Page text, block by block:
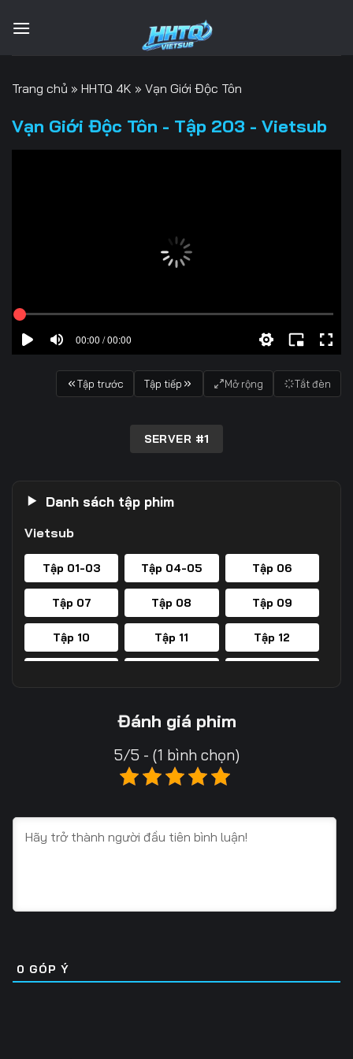
qua
Trang chủ » HHTQ 4K » Vạn Giới Độc Tôn
Vạn Giới Độc Tôn - Tập 203 - Vietsub
00:00 / 00:00
Tập trước Tập tiếp Mở rộng Tắt đèn
SERVER #1
Danh sách tập phim
Vietsub
Tập 01-03 Tập 04-05 Tập 06
Tập 07 Tập 08 Tập 09
Tập 10 Tập 11 Tập 12
Tập 23
Tập 28 Tập 29
Tập 34 Tập 35 Tập 36
Tập 40 Tập 41 Tập 42
Đánh giá phim
5/5 - (1 bình chọn)
0 GÓP Ý